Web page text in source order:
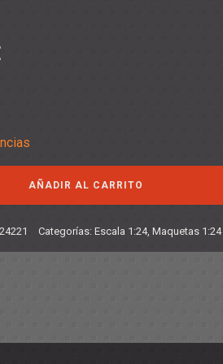
AÑADIR AL CARRITO
Categorías:Escala 1:24,Maquetas 1:24